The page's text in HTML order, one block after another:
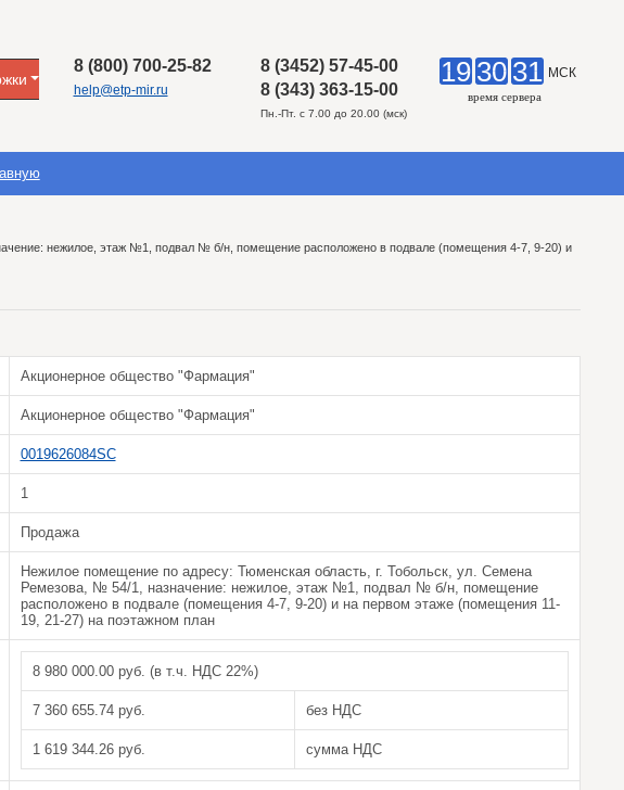
19 30 31 МСК
время сервера
8 (3452) 57-45-00
8 (343) 363-15-00
Пн.-Пт. с 7.00 до 20.00 (мск)
8 (800) 700-25-82
help@etp-mir.ru
нежилое, этаж №1, подвал № б/н, помещение расположено в подвале (помещения 4-7, 9-20) и
Акционерное общество "Фармация"
Акционерное общество "Фармация"
0019626084SC
1
Продажа
Нежилое помещение по адресу: Тюменская область, г. Тобольск, ул. Семена
Ремезова, № 54/1, назначение: нежилое, этаж №1, подвал № б/н, помещение
расположено в подвале (помещения 4-7, 9-20) и на первом этаже (помещения 11-
19, 21-27) на поэтажном план
8 980 000.00 руб. (в т.ч. НДС 22%)
7 360 655.74 руб. без НДС
1 619 344.26 руб. сумма НДС